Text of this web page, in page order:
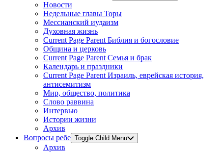
Новости
Недельные главы Торы
Мессианский иудаизм
Духовная жизнь
Current Page Parent Библия и богословие
Община и церковь
Current Page Parent Семья и брак
Календарь и праздники
Current Page Parent Израиль, еврейская история,
антисемитизм
Мир, общество, политика
Слово раввина
Интервью
Истории жизни
Архив
Вопросы ребе Toggle Child Menu
Архив